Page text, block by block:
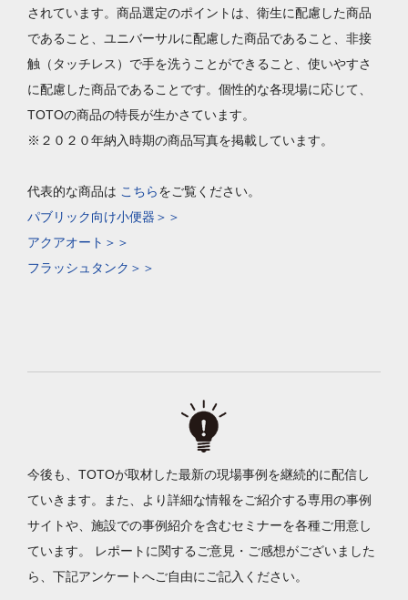
されています。商品選定のポイントは、衛生に配慮した商品
であること、ユニバーサルに配慮した商品であること、非接
触（タッチレス）で手を洗うことができること、使いやすさ
に配慮した商品であることです。個性的な各現場に応じて、
TOTOの商品の特長が生かさています。
※２０２０年納入時期の商品写真を掲載しています。
代表的な商品は こちらをご覧ください。
パブリック向け小便器＞＞
アクアオート＞＞
フラッシュタンク＞＞
今後も、TOTOが取材した最新の現場事例を継続的に配信し
ていきます。また、より詳細な情報をご紹介する専用の事例
サイトや、施設での事例紹介を含むセミナーを各種ご用意し
ています。 レポートに関するご意見・ご感想がございました
ら、下記アンケートへご自由にご記入ください。